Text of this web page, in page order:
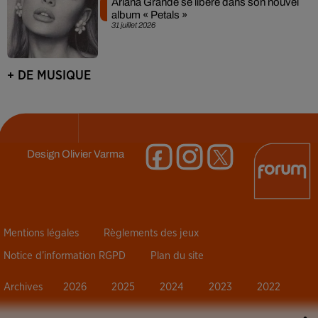
31 juillet 2026
album « Petals »
+ DE MUSIQUE
DesignOlivier Varma
Mentions légales Règlements des jeux
Notice d’information RGPD Plan du site
Archives 2026 2025 2024 2023 2022